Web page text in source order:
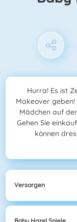
Hurra! Es ist
Makeover
Mädchen auf
Gehen Sie
können
Versorgen